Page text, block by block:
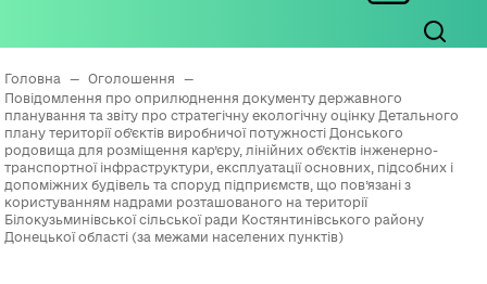
Головна — Оголошення
—
Повідомлення про оприлюднення документу державного
планування та звіту про стратегічну екологічну оцінку Детального
плану території об’єктів виробничої потужності Донського
родовища для розміщення кар’єру, лінійних об’єктів інженерно-
транспортної інфраструктури, експлуатації основних, підсобних і
допоміжних будівель та споруд підприємств, що пов’язані з
користуванням надрами розташованого на території
Білокузьминівської сільської ради Костянтинівського району
Донецької області (за межами населених пунктів)